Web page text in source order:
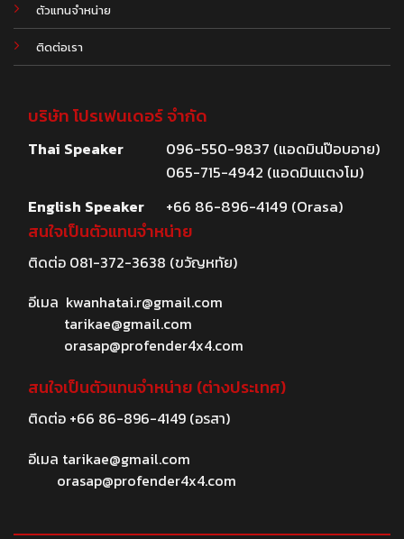
ตัวแทนจำหน่าย
ติดต่อเรา
บริษัท โปรเฟนเดอร์ จำกัด
Thai Speaker
096-550-9837 (แอดมินป๊อบอาย)
065-715-4942 (แอดมินแตงโม)
English Speaker
+66 86-896-4149 (Orasa)
สนใจเป็นตัวแทนจำหน่าย
ติดต่อ 081-372-3638 (ขวัญหทัย)
อีเมล kwanhatai.r@gmail.com
tarikae@gmail.com
orasap@profender4x4.com
สนใจเป็นตัวแทนจำหน่าย (ต่างประเทศ)
ติดต่อ +66 86-896-4149(อรสา)
อีเมล tarikae@gmail.com
orasap@profender4x4.com